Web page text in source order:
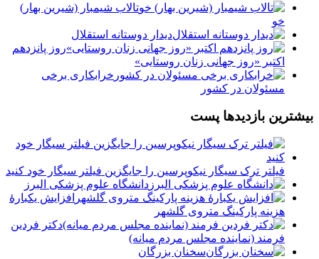
تالاب شیمبار (شیرین بهار)
خو
دیدار دوستانه استقلال
روز پانزدهم
اکتبر «روز جهانی زنان روستایی»
خرابکاری برخی
مسئولان در کشور
بیشترین بازدیدها پست
فیلتر ترک سیگار نیکوپرسین را جایگزین فیلتر سیگار خود کنید
دانشگاه علوم پزشکی البرز
افزایش یکبارۀ
هزینه پارکینگ متروی گلشهر
دكتر فردين
فرمند (نماينده مجلس مردم میانه)
سخنان بزرگان